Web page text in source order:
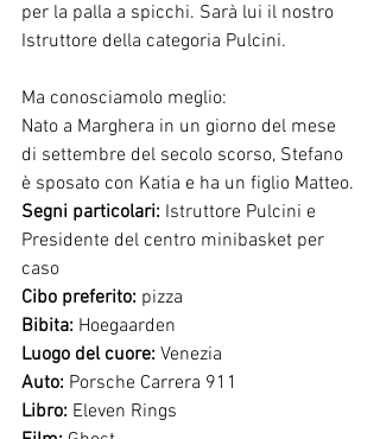
per la palla a spicchi. Sarà lui il nostro
Istruttore della categoria Pulcini.
Ma conosciamolo meglio:
Nato a Marghera in un giorno del mese
di settembre del secolo scorso, Stefano
è sposato con Katia e ha un figlio Matteo.
Segni particolari: Istruttore Pulcini e
Presidente del centro minibasket per
caso
Cibo preferito: pizza
Bibita: Hoegaarden
Luogo del cuore: Venezia
Auto: Porsche Carrera 911
Libro: Eleven Rings